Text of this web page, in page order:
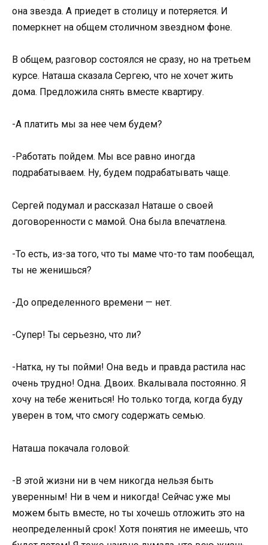
она звезда. А приедет в столицу и потеряется. И
померкнет на общем столичном звездном фоне.
В общем, разговор состоялся не сразу, но на третьем
курсе. Наташа сказала Сергею, что не хочет жить
дома. Предложила снять вместе квартиру.
-А платить мы за нее чем будем?
-Работать пойдем. Мы все равно иногда
подрабатываем. Ну, будем подрабатывать чаще.
Сергей подумал и рассказал Наташе о своей
договоренности с мамой. Она была впечатлена.
-То есть, из-за того, что ты маме что-то там пообещал,
ты не женишься?
-До определенного времени — нет.
-Супер! Ты серьезно, что ли?
-Натка, ну ты пойми! Она ведь и правда растила нас
очень трудно! Одна. Двоих. Вкалывала постоянно. Я
хочу на тебе жениться! Но только тогда, когда буду
уверен в том, что смогу содержать семью.
Наташа покачала головой:
-В этой жизни ни в чем никогда нельзя быть
уверенным! Ни в чем и никогда! Сейчас уже мы
можем быть вместе, но ты хочешь отложить это на
неопределенный срок! Хотя понятия не имеешь, что